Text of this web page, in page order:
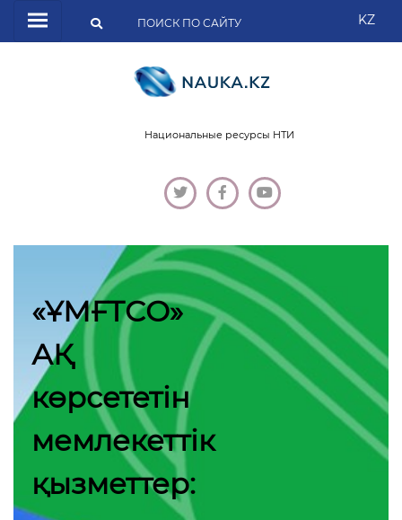
KZ
Национальные ресурсы НТИ
«ҰМҒТСО»
АҚ
көрсететін
мемлекеттік
қызметтер: